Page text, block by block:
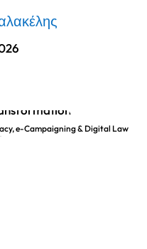
e-Campaigning & Digital Law